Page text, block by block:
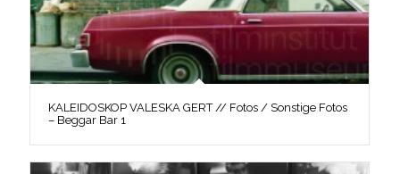
KALEIDOSKOP VALESKA GERT // Fotos / Sonstige Fotos
– Beggar Bar 1